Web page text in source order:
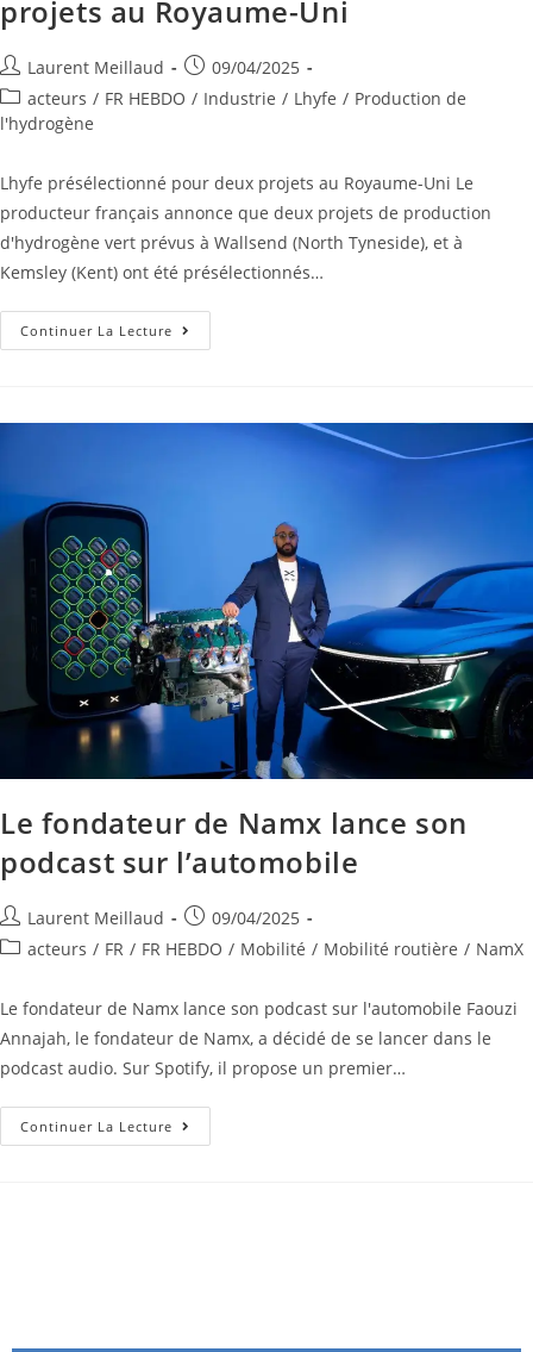
projets au Royaume-Uni
Laurent Meillaud
09/04/2025
acteurs / FR HEBDO / Industrie / Lhyfe / Production de
l'hydrogène
Lhyfe présélectionné pour deux projets au Royaume-Uni Le
producteur français annonce que deux projets de production
d'hydrogène vert prévus à Wallsend (North Tyneside), et à
Kemsley (Kent) ont été présélectionnés…
Continuer La Lecture
Le fondateur de Namx lance son
podcast sur l’automobile
Laurent Meillaud
09/04/2025
acteurs / FR / FR HEBDO / Mobilité / Mobilité routière / NamX
Le fondateur de Namx lance son podcast sur l'automobile Faouzi
Annajah, le fondateur de Namx, a décidé de se lancer dans le
podcast audio. Sur Spotify, il propose un premier…
Continuer La Lecture